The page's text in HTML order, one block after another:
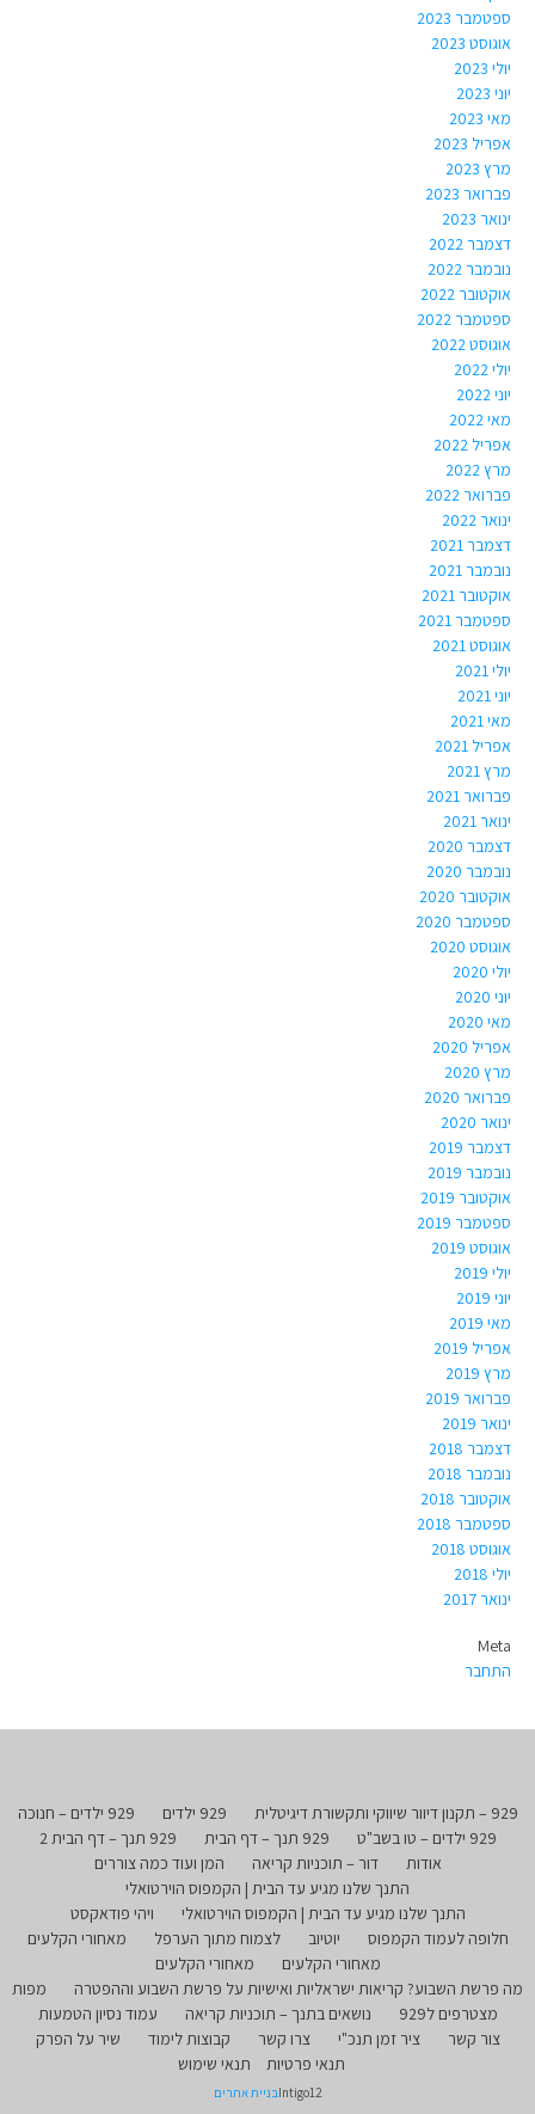
ספטמבר 2023
אוגוסט 2023
יולי 2023
יוני 2023
מאי 2023
אפריל 2023
מרץ 2023
פברואר 2023
ינואר 2023
דצמבר 2022
נובמבר 2022
אוקטובר 2022
ספטמבר 2022
אוגוסט 2022
יולי 2022
יוני 2022
מאי 2022
אפריל 2022
מרץ 2022
פברואר 2022
ינואר 2022
דצמבר 2021
נובמבר 2021
אוקטובר 2021
ספטמבר 2021
אוגוסט 2021
יולי 2021
יוני 2021
מאי 2021
אפריל 2021
מרץ 2021
פברואר 2021
ינואר 2021
דצמבר 2020
נובמבר 2020
אוקטובר 2020
ספטמבר 2020
אוגוסט 2020
יולי 2020
יוני 2020
מאי 2020
אפריל 2020
מרץ 2020
פברואר 2020
ינואר 2020
דצמבר 2019
נובמבר 2019
אוקטובר 2019
ספטמבר 2019
אוגוסט 2019
יולי 2019
יוני 2019
מאי 2019
אפריל 2019
מרץ 2019
פברואר 2019
ינואר 2019
דצמבר 2018
נובמבר 2018
אוקטובר 2018
ספטמבר 2018
אוגוסט 2018
יולי 2018
ינואר 2017
Meta
התחבר
929 – תקנון דיוור שיווקי ותקשורת דיגיטלית 929 ילדים
929 ילדים – חנוכה
929 ילדים – טו בשב"ט
929 תנך – דף הבית
929 תנך – דף הבית 2
אודות
דור – תוכניות קריאה
המן ועוד כמה צוררים
התנך שלנו מגיע עד הבית | הקמפוס הוירטואלי
התנך שלנו מגיע עד הבית | הקמפוס הוירטואלי
ויהי פודאקסט
חלופה לעמוד הקמפוס
יוטיוב לצמוח מתוך הערפל
מאחורי הקלעים
מאחורי הקלעים
מאחורי הקלעים
מה פרשת השבוע? קריאות ישראליות ואישיות על פרשת השבוע וההפטרה
מפות
מצטרפים ל929
נושאים בתנך – תוכניות קריאה
עמוד נסיון הטמעות
צור קשר
ציר זמן תנכ"י צרו קשר קבוצות לימוד
שיר על הפרק
תנאי פרטיות
תנאי שימוש
Intigo12בניית אתרים